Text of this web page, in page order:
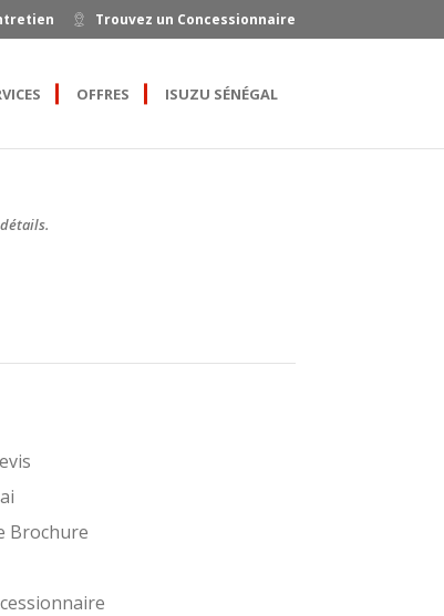
Trouvez un Concessionnaire
OFFRES ISUZU SÉNÉGAL
Brochure